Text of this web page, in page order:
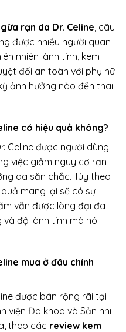
rạn da Dr. Celine, câu
được nhiều người quan
nhiên lành tính, kem
đối an toàn với phụ nữ
ảnh hưởng nào đến thai
có hiệu quả không?
Celine được người dùng
việc giảm nguy cơ rạn
da săn chắc. Tùy theo
mang lại sẽ có sự
vẫn được lòng đại đa
độ lành tính mà nó
mua ở đâu chính
được bán rộng rãi tại
viện Đa khoa và Sản nhi
theo các review kem